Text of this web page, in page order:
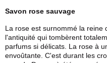
Savon rose sauvage
La rose est surnommé la reine
l'antiquité qui tombèrent
parfums si délicats. La rose à
envoûtante. C'est durant les